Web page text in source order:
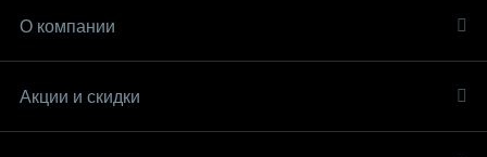
О компании
Акции и скидки